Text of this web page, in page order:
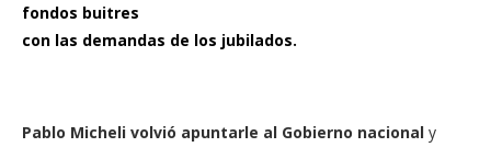
fondos buitres
con las demandas de los jubilados.
Pablo Micheli volvió apuntarle al Gobierno nacional y